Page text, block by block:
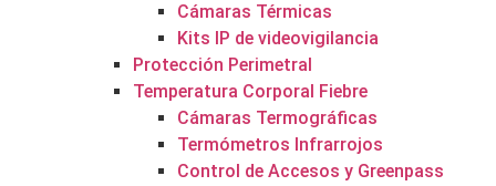
Cámaras Térmicas
Kits IP de videovigilancia
Protección Perimetral
Temperatura Corporal Fiebre
Cámaras Termográficas
Termómetros Infrarrojos
Control de Accesos y Greenpass